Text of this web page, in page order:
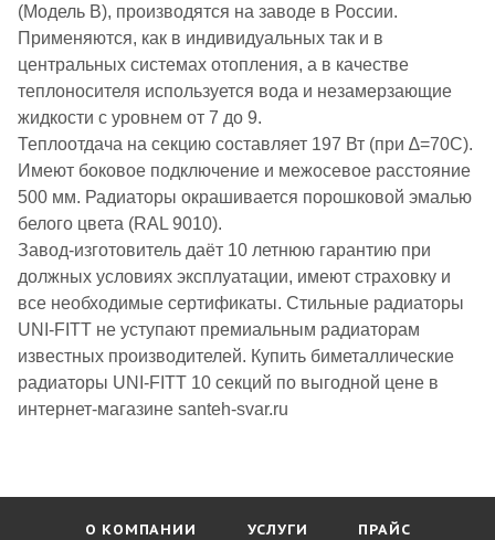
(Модель B), производятся на заводе в России.
Применяются, как в индивидуальных так и в
центральных системах отопления, а в качестве
теплоносителя используется вода и незамерзающие
жидкости с уровнем от 7 до 9.
Теплоотдача на секцию составляет 197 Вт (при ∆=70С).
Имеют боковое подключение и межосевое расстояние
500 мм. Радиаторы окрашивается порошковой эмалью
белого цвета (RAL 9010).
Завод-изготовитель даёт 10 летнюю гарантию при
должных условиях эксплуатации, имеют страховку и
все необходимые сертификаты. Стильные радиаторы
UNI-FITT не уступают премиальным радиаторам
известных производителей. Купить биметаллические
радиаторы UNI-FITT 10 секций по выгодной цене в
интернет-магазине santeh-svar.ru
О КОМПАНИИ УСЛУГИ ПРАЙС